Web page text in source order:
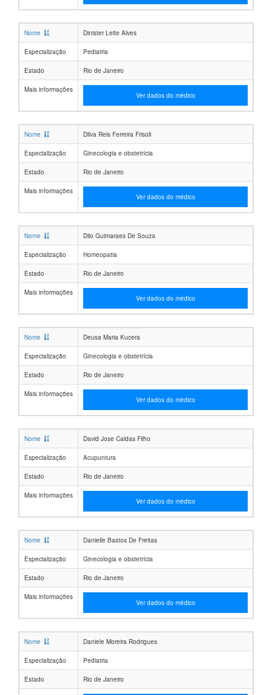
Nome Dinister Leite Alves
Especialização Pediatria
Estado Rio de Janeiro
Mais informações
Ver dados do médico
Nome Dilva Reis Ferreira Frisoli
Especialização Ginecologia e obstetrícia
Estado Rio de Janeiro
Mais informações
Ver dados do médico
Nome Dilo Guimaraes De Souza
Especialização Homeopatia
Estado Rio de Janeiro
Mais informações
Ver dados do médico
Nome Deusa Maria Kucera
Especialização Ginecologia e obstetrícia
Estado Rio de Janeiro
Mais informações
Ver dados do médico
Nome David Jose Caldas Filho
Especialização Acupuntura
Estado Rio de Janeiro
Mais informações
Ver dados do médico
Nome Danielle Bastos De Freitas
Especialização Ginecologia e obstetrícia
Estado Rio de Janeiro
Mais informações
Ver dados do médico
Nome Daniele Moreira Rodrigues
Especialização Pediatria
Estado Rio de Janeiro